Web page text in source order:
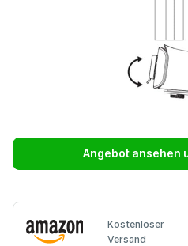
Angebot ansehen
Kostenloser
Versand